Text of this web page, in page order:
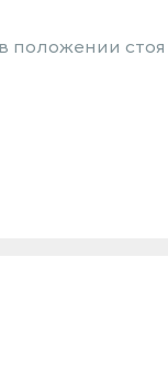
положении